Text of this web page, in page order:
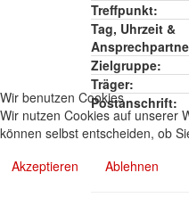
Treffpunkt:
Tag, Uhrzeit &
Zielgruppe:
Träger:
Postanschrift:
Wir benutzen Cookies
Wir nutzen Cookies auf unserer
können selbst entscheiden, ob
Akzeptieren
Ablehnen